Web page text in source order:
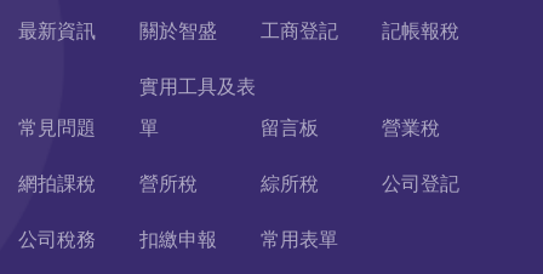
最新資訊 關於智盛 工商登記 記帳報稅
常見問題
實用工具及表
單
留言板 營業稅
網拍課稅 營所稅 綜所稅 公司登記
公司稅務 扣繳申報 常用表單